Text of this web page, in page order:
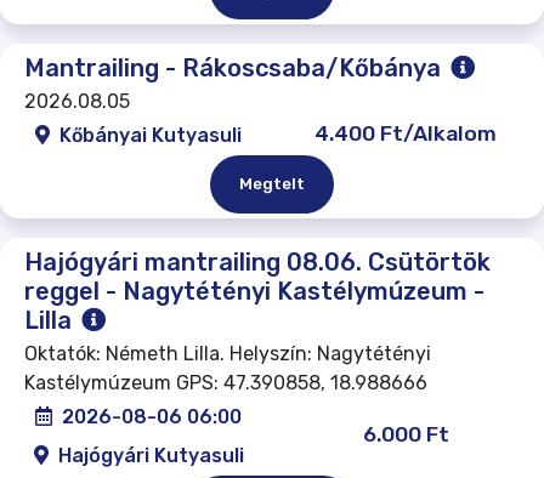
Mantrailing - Rákoscsaba/Kőbánya
2026.08.05
Kőbányai Kutyasuli
4.400 Ft/Alkalom
Megtelt
Hajógyári mantrailing 08.06. Csütörtök
reggel - Nagytétényi Kastélymúzeum -
Lilla
Oktatók: Németh Lilla. Helyszín: Nagytétényi
Kastélymúzeum GPS: 47.390858, 18.988666
2026-08-06 06:00
Hajógyári Kutyasuli
6.000 Ft